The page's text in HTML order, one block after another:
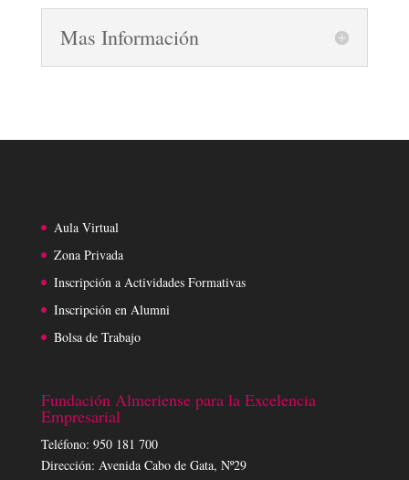
Mas Información
Aula Virtual
Zona Privada
Inscripción a Actividades Formativas
Inscripción en Alumni
Bolsa de Trabajo
Fundación Almeriense para la Excelencia
Empresarial
Teléfono: 950 181 700
Dirección: Avenida Cabo de Gata, Nº29